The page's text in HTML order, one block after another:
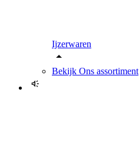
Ijzerwaren
Bekijk Ons assortiment